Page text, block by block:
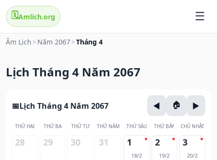
🗓️Amlich.org
Âm Lịch > Năm 2067>Tháng 4
Lịch Tháng 4 Năm 2067
Lịch Tháng 4 Năm 2067
THỨ HAI THỨ BA THỨ TƯ THỨ NĂM THỨ SÁU THỨ BẢY CHỦ NHẬT
28 29 30 31 1
18/2
2
19/2
3
20/2